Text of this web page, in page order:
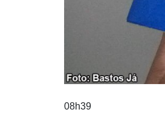
08h39